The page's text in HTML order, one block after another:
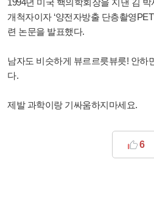
1994년 미국 핵의학회장을 지낸 김 박
개척자이자 ‘양전자방출 단층촬영
련 논문을 발표했다.
남자도 비슷하게 뷰르르릇뷰릇! 안하
다.
제발 과학이랑 기싸움하지마세요.
6